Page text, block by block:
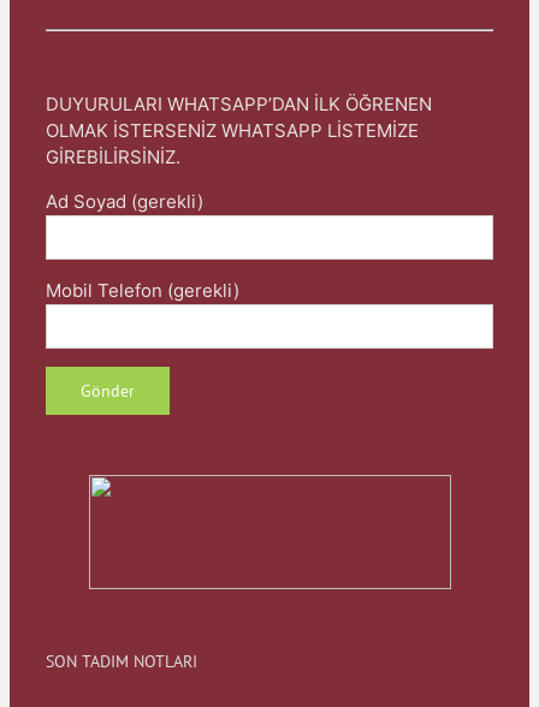
DUYURULARI WHATSAPP’DAN İLK ÖĞRENEN
OLMAK İSTERSENİZ WHATSAPP LİSTEMİZE
GİREBİLİRSİNİZ.
Ad Soyad (gerekli)
Mobil Telefon (gerekli)
SON TADIM NOTLARI